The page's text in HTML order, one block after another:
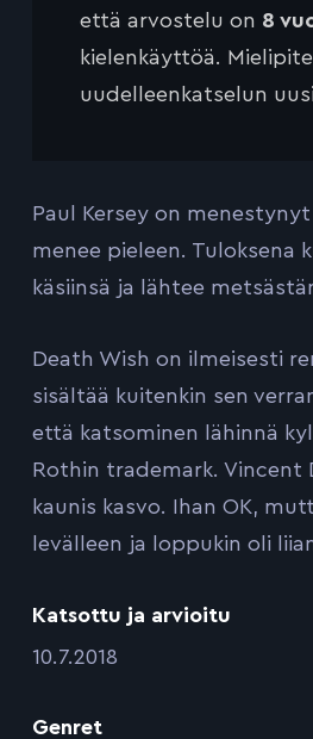
että arvostelu on 8
kielenkäyttöä.
uudelleenkatselun
Paul Kersey on
menee pieleen. Tuloksena
käsiinsä ja lähtee
Death Wish on ilmeisesti
sisältää kuitenkin sen
että katsominen lähinnä
Rothin trademark. Vincent
kaunis kasvo. Ihan OK,
levälleen ja loppukin oli
Katsottu ja arvioitu
:10.7.2018
Genret